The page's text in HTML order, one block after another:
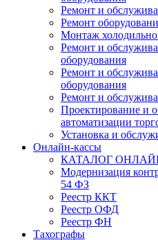
Ремонт и
Ремонт
Монтаж
Ремонт и
оборудования
Ремонт и
оборудования
Ремонт и
Проектирование и
автоматизации
Установка и
Онлайн-кассы
КАТАЛОГ
Модернизация
54 ФЗ
Реестр ККТ
Реестр ОФД
Реестр ФН
Тахографы